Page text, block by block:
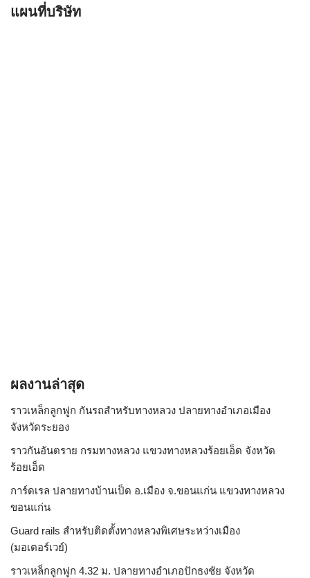
แผนที่บริษัท
ผลงานล่าสุด
ราวเหล็กลูกฟูก กันรถสําหรับทางหลวง ปลายทางอำเภอเมือง
จังหวัดระยอง
ราวกันอันตราย กรมทางหลวง แขวงทางหลวงร้อยเอ็ด จังหวัด
ร้อยเอ็ด
การ์ดเรล ปลายทางบ้านเป็ด อ.เมือง จ.ขอนแก่น แขวงทางหลวง
ขอนแก่น
Guard rails สำหรับติดตั้งทางหลวงพิเศษระหว่างเมือง
(มอเตอร์เวย์)
ราวเหล็กลูกฟูก 4.32 ม. ปลายทางอำเภอปักธงชัย จังหวัด